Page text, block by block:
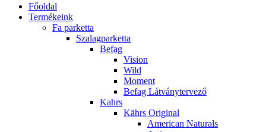
Főoldal
Termékeink
Fa parketta
Szalagparketta
Befag
Vision
Wild
Moment
Befag Látványtervező
Kahrs
Kährs Original
American Naturals